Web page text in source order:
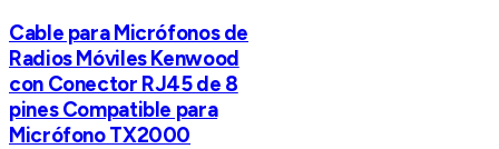
Cable para Micrófonos de
Radios Móviles Kenwood
con Conector RJ45 de 8
pines Compatible para
Micrófono TX2000